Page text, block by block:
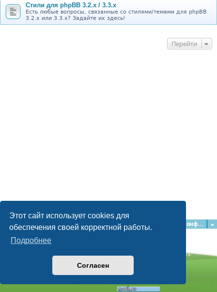
Этот сайт использует cookies для
обеспечения своей корректной работы.
Подробнее
Согласен
Стили для phpBB 3.2.x / 3.3.x
Есть любые вопросы, связанные со стилями/темами для phpBB
3.2.x или 3.3.x? Задайте их здесь!
Перейти
Главная Форумы Конфиденциальность
Наша команда
Time: 0.050s| Peak Memory Usage: 2.28 МБ | GZIP: Off |
Queries: 16
© phpBB Guru, 2004—2026
Powered by
Style byArtodia